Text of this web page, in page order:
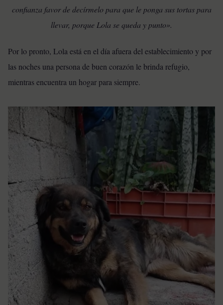
confianza favor de decírmelo para que le ponga sus tortas para
llevar, porque Lola se queda y punto».
Por lo pronto, Lola está en el día afuera del establecimiento y por
las noches una persona de buen corazón le brinda refugio,
mientras encuentra un hogar para siempre.